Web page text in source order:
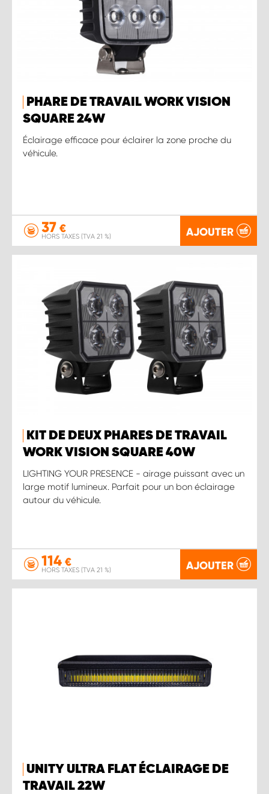
PHARE DE TRAVAIL WORK VISION
SQUARE 24W
Éclairage efficace pour éclairer la zone proche du
véhicule.
37 €
HORS TAXES (TVA 21 %) AJOUTER
KIT DE DEUX PHARES DE TRAVAIL
WORK VISION SQUARE 40W
LIGHTING YOUR PRESENCE - airage puissant avec un
large motif lumineux. Parfait pour un bon éclairage
autour du véhicule.
114 €
HORS TAXES (TVA 21 %) AJOUTER
UNITY ULTRA FLAT ÉCLAIRAGE DE
TRAVAIL 22W